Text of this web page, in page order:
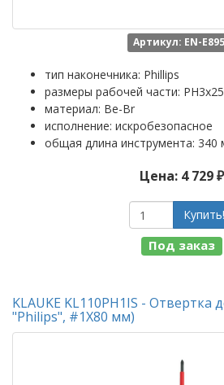
Артикул: EN-
тип наконечника: Phillips
размеры рабочей части:
материал: Be-Br
исполнение: искробезопасное
общая длина инструмента: 340
Цена: 4 729 ₽
Купить!
Под заказ
KLAUKE KL110PH1IS - Отвертка
"Philips", #1Х80 мм)